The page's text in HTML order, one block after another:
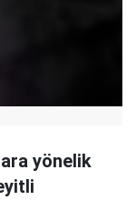
yönelik